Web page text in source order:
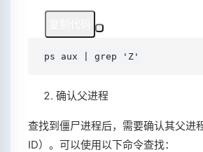
ps aux | grep 'Z'
确认父进程
查找到僵尸进程后，需要确认其父进
ID）。可以使用以下命令查找：